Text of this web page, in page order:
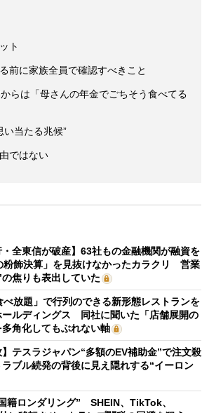
ト
前に家族全員で確認すべきこと
らは「母さんの年金でごちそう食べてる
当たる兆候”
ではない
・全東信が破産】63社もの金融機関が融資を
粉飾決算」を見抜けなかったカラクリ 営業
焦りも表出していた
べ放題」で行列のできる新形態レストランを
ールディングス 同社に聞いた「店舗展開の
角化してもぶれない軸
】テスラジャパン“多額のEV補助金”で注文殺
ブル続発の背後に見え隠れする“イーロン
籍ロンダリング” SHEIN、TikTok、